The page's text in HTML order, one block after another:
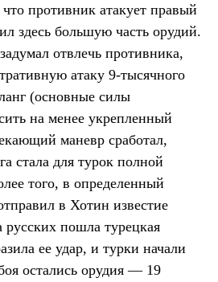
противник атакует правый
здесь большую часть орудий.
отвлечь противника,
атаку 9-тысячного
(основные силы
на менее укрепленный
маневр сработал,
стала для турок полной
того, в определенный
в Хотин известие
русских пошла турецкая
ее удар, и турки начали
остались орудия — 19